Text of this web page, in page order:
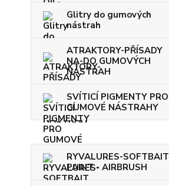
Glitry do gumových
nástrah
ATRAKTORY-PŘÍSADY
NA-DO GUMOVÝCH
NÁSTRAH
SVÍTICÍ PIGMENTY PRO
GUMOVÉ NÁSTRAHY
RYVALURES-SOFTBAIT
PAINT - AIRBRUSH